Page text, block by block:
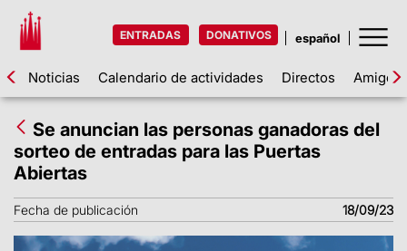
ENTRADAS DONATIVOS
Noticias Calendario de actividades Directos Amigos
Se anuncian las personas ganadoras del
sorteo de entradas para las Puertas
Abiertas
Fecha de publicación 18/09/23